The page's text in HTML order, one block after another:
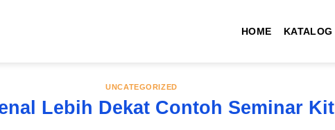
HOME KATALOG
UNCATEGORIZED
Lebih Dekat Contoh Seminar Kit